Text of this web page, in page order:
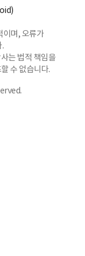
이며, 오류가
.
는 법적 책임을
수 없습니다.